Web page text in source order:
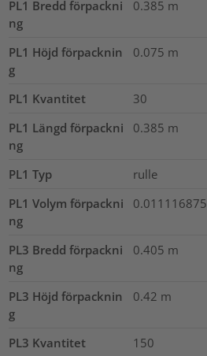
PL1 Bredd förpackni
ng
0.385 m
PL1 Höjd förpacknin
g
0.075 m
PL1 Kvantitet
30
PL1 Längd förpackni
ng
0.385 m
PL1 Typ
rulle
PL1 Volym förpackni
ng
0.011116875
PL3 Bredd förpackni
ng
0.405 m
PL3 Höjd förpacknin
g
0.42 m
PL3 Kvantitet
150